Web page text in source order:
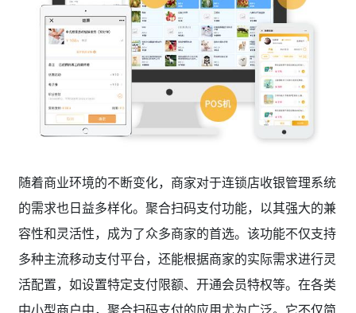
随着商业环境的不断变化，商家对于连锁店收银管理系统
的需求也日益多样化。聚合扫码支付功能，以其强大的兼
容性和灵活性，成为了众多商家的首选。该功能不仅支持
多种主流移动支付平台，还能根据商家的实际需求进行灵
活配置，如设置特定支付限额、开通会员特权等。在各类